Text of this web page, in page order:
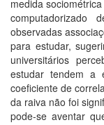
medida
computadorizado
observadas
para estudar,
universitários
estudar tendem a
coeficiente de
da raiva não foi
pode-se aventar